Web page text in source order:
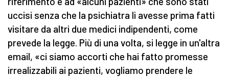
uccisi senza che la psichiatra li avesse prima fatti
visitare da altri due medici indipendenti, come
prevede la legge. Più di una volta, si legge in un'altra
email, «ci siamo accorti che hai fatto promesse
irrealizzabili ai pazienti, vogliamo prendere le